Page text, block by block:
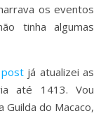
os eventos
tinha algumas
já atualizei as
até 1413. Vou
do Macaco,